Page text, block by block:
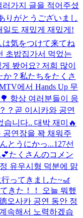
가지 글을 적어주셨
りがとうございまし
일도 재밌게 재밌게!
気をつけて来てね
초밥집가서 먹었는
봤어요? 저희 많이
？私たちをたくさ
에서 Hands Up 무
항상 여러분들이 응
？ 곧 이시카와 공연
니다.. 대박 재미🔥
연장을 꽉 채워주
とうにかっ...127선
たくさんのコメン
유우시형 덕분에 맑
ってきました~🎢
きた！！ 오늘 뭐했
오사카 공연 동안 정
속해서 노력하겠습